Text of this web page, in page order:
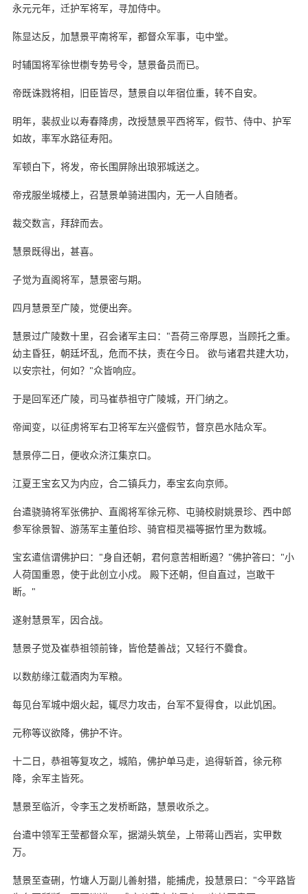
永元元年，迁护军将军，寻加侍中。
陈显达反，加慧景平南将军，都督众军事，屯中堂。
时辅国将军徐世檦专势号令，慧景备员而已。
帝既诛戮将相，旧臣皆尽，慧景自以年宿位重，转不自安。
明年，裴叔业以寿春降虏，改授慧景平西将军，假节、侍中、护军
如故，率军水路征寿阳。
军顿白下，将发，帝长围屏除出琅邪城送之。
帝戎服坐城楼上，召慧景单骑进围内，无一人自随者。
裁交数言，拜辞而去。
慧景既得出，甚喜。
子觉为直阁将军，慧景密与期。
四月慧景至广陵，觉便出奔。
慧景过广陵数十里，召会诸军主曰："吾荷三帝厚恩，当顾托之重。
幼主昏狂，朝廷坏乱，危而不扶，责在今日。 欲与诸君共建大功，
以安宗社，何如？"众皆响应。
于是回军还广陵，司马崔恭祖守广陵城，开门纳之。
帝闻变，以征虏将军右卫将军左兴盛假节，督京邑水陆众军。
慧景停二日，便收众济江集京口。
江夏王宝玄又为内应，合二镇兵力，奉宝玄向京师。
台遣骁骑将军张佛护、直阁将军徐元称、屯骑校尉姚景珍、西中郎
参军徐景智、游荡军主董伯珍、骑官桓灵福等据竹里为数城。
宝玄遣信谓佛护曰："身自还朝，君何意苦相断遏？"佛护答曰："小
人荷国重恩，使于此创立小戍。 殿下还朝，但自直过，岂敢干
断。"
遂射慧景军，因合战。
慧景子觉及崔恭祖领前锋，皆伧楚善战；又轻行不爨食。
以数舫缘江载酒肉为军粮。
每见台军城中烟火起，辄尽力攻击，台军不复得食，以此饥困。
元称等议欲降，佛护不许。
十二日，恭祖等复攻之，城陷，佛护单马走，追得斩首，徐元称
降，余军主皆死。
慧景至临沂，令李玉之发桥断路，慧景收杀之。
台遣中领军王莹都督众军，据湖头筑垒，上带蒋山西岩，实甲数
万。
慧景至查硎，竹塘人万副儿善射猎，能捕虎，投慧景曰："今平路皆